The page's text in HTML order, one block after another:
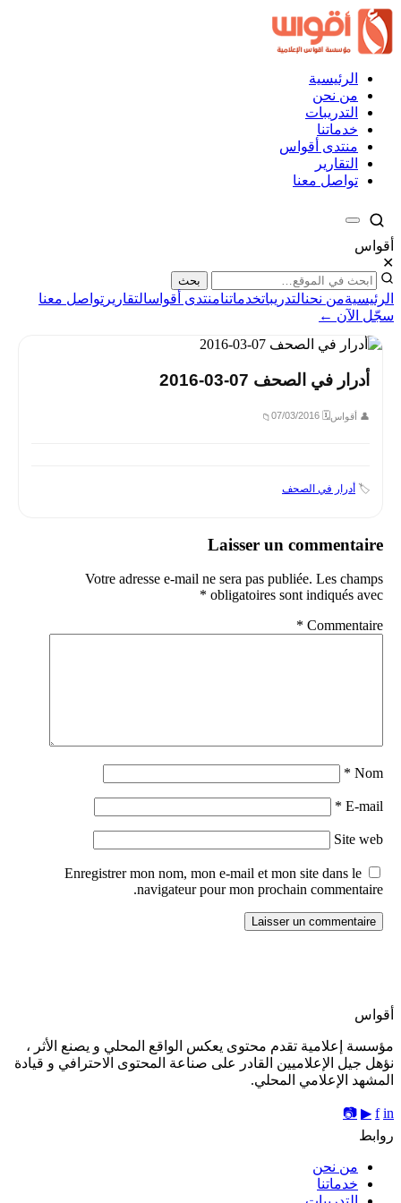
الرئيسية
من نحن
التدريبات
خدماتنا
منتدى أقواس
التقارير
تواصل معنا
أقواس
✕
بحث
الرئيسيةمن نحنالتدريباتخدماتنامنتدى أقواسالتقارير تواصل معنا
سجّل الآن ←
أدرار في الصحف 07-03-2016
👤 أقواس🗓 07/03/2016
📁
🏷️ أدرار في الصحف
Laisser un commentaire
Votre adresse e-mail ne sera pas publiée. Les champs
obligatoires sont indiqués avec
*
Commentaire
*
Nom
*
E-mail
*
Site web
Enregistrer mon nom, mon e-mail et mon site dans le
navigateur pour mon prochain commentaire.
أقواس
مؤسسة إعلامية تقدم محتوى يعكس الواقع المحلي و يصنع الأثر ،
نؤهل جيل الإعلاميين القادر على صناعة المحتوى الاحترافي و قيادة
المشهد الإعلامي المحلي.
f in
▶
📷
روابط
من نحن
خدماتنا